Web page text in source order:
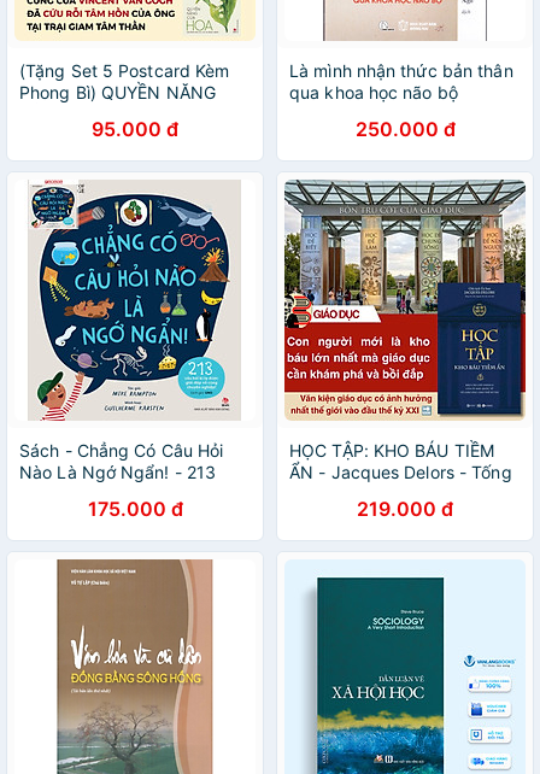
(Tặng Set 5 Postcard Kèm
Phong Bì) QUYỀN NĂNG
xúc từ thiên nhiên - Lily Of
The Valley - Huyền Anh
(hajazana) minh họa - WING
BOOKS - NXB Kim Đồng
95.000 đ
Là mình nhận thức bản thân
qua khoa học não bộ
250.000 đ
Sách - Chẳng Có Câu Hỏi
Nào Là Ngớ Ngẩn! - 213
Vô Cùng Chuyên Nghiệp!
175.000 đ
HỌC TẬP: KHO BÁU TIỀM
ẨN - Jacques Delors - Tống
Anh dịch - Thái Hà Books
219.000 đ